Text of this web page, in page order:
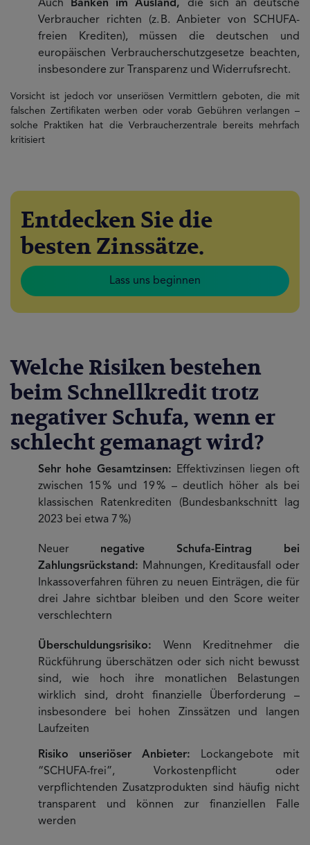
Auch Banken im Ausland, die sich an deutsche
Verbraucher richten (z. B. Anbieter von SCHUFA-
freien Krediten), müssen die deutschen und
europäischen Verbraucherschutzgesetze beachten,
insbesondere zur Transparenz und Widerrufsrecht.
Vorsicht ist jedoch vor unseriösen Vermittlern geboten, die mit
falschen Zertifikaten werben oder vorab Gebühren verlangen –
solche Praktiken hat die Verbraucherzentrale bereits mehrfach
kritisiert
Entdecken Sie die
besten Zinssätze.
Lass uns beginnen
Welche Risiken bestehen
beim Schnellkredit trotz
negativer Schufa, wenn er
schlecht gemanagt wird?
Sehr hohe Gesamtzinsen:
Effektivzinsen liegen oft
zwischen 15 % und 19 % – deutlich höher als bei
klassischen Ratenkrediten (Bundesbankschnitt lag
2023 bei etwa 7 %)
Neuer negative Schufa-Eintrag bei
Zahlungsrückstand: Mahnungen, Kreditausfall oder
Inkassoverfahren führen zu neuen Einträgen, die für
drei Jahre sichtbar bleiben und den Score weiter
verschlechtern
Überschuldungsrisiko: Wenn Kreditnehmer die
Rückführung überschätzen oder sich nicht bewusst
sind, wie hoch ihre monatlichen Belastungen
wirklich sind, droht finanzielle Überforderung –
insbesondere bei hohen Zinssätzen und langen
Laufzeiten
Risiko unseriöser Anbieter:
Lockangebote mit
“SCHUFA-frei”, Vorkostenpflicht oder
verpflichtenden Zusatzprodukten sind häufig nicht
transparent und können zur finanziellen Falle
werden